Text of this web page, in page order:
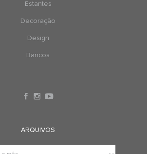
Estantes
Decoração
Design
Bancos
ARQUIVOS